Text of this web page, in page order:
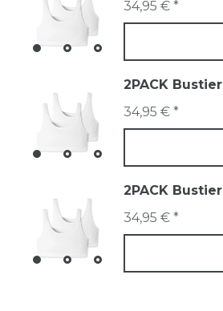
34,95 € *
2PACK Bustier
34,95 € *
2PACK Bustier
34,95 € *